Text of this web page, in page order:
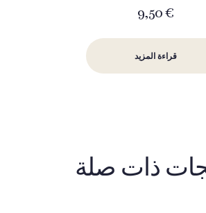
9,50
قراءة المزيد
ذات صلة